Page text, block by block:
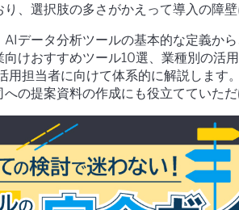
り、選択肢の多さがかえって導入の障
AIデータ分析ツールの基本的な定義か
向けおすすめツール10選、業種別の活
用担当者に向けて体系的に解説します
への提案資料の作成にも役立てていた